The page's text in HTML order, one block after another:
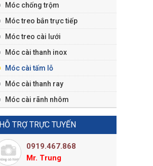
Móc chống trộm
Móc treo bắn trực tiếp
Móc treo cài lưới
Móc cài thanh inox
Móc cài tấm lỗ
Móc cài thanh ray
Móc cài rãnh nhôm
HỖ TRỢ TRỰC TUYẾN
0919.467.868
Mr. Trung